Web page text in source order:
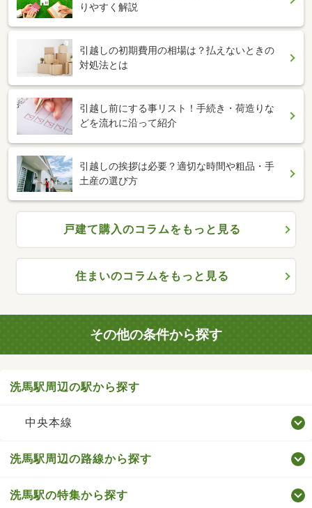
りやすく解説
引越しの初期費用の相場は？払えないときの
対処法とは
引越し前にする事リスト！手続き・荷造りな
どを流れに沿って紹介
引越しの挨拶は必要？適切な時間や粗品・手
土産の選び方
戸建て購入のコラムをもっと見る
住まいのコラムをもっと見る
その他の条件から探す
洗馬駅周辺の駅から探す
中央本線
洗馬駅周辺の路線から探す
洗馬駅の特集から探す